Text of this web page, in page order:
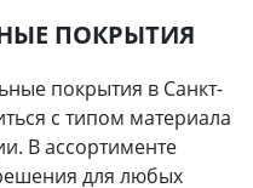
ПОКРЫТИЯ
покрытия в Санкт-
с типом материала
В ассортименте
для любых